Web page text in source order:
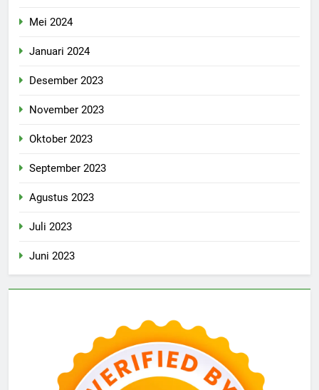
Mei 2024
Januari 2024
Desember 2023
November 2023
Oktober 2023
September 2023
Agustus 2023
Juli 2023
Juni 2023